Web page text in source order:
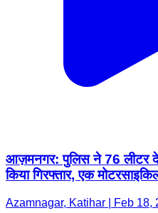
आज़मनगर: पुलिस ने 76 लीटर
किया गिरफ्तार, एक
Azamnagar, Katihar | Feb 18,